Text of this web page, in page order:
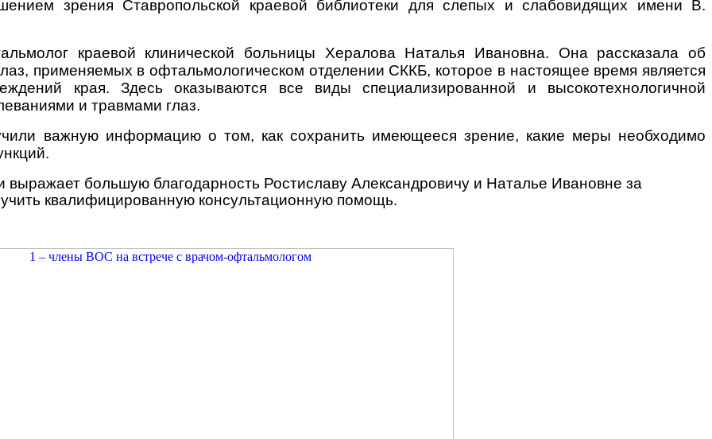
зрения Ставропольской краевой библиотеки для слепых и слабовидящих имени В.
краевой клинической больницы Хералова Наталья Ивановна. Она рассказала об
применяемых в офтальмологическом отделении СККБ, которое в настоящее время является
края. Здесь оказываются все виды специализированной и высокотехнологичной
и травмами глаз.
важную информацию о том, как сохранить имеющееся зрение, какие меры необходимо
выражает большую благодарность Ростиславу Александровичу и Наталье Ивановне за
квалифицированную консультационную помощь.